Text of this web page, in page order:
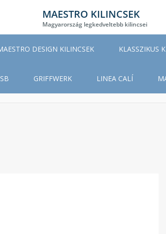
MAESTRO KILINCSEK
Magyarország legkedveltebb kilincsei
DESIGN KILINCSEK KLASSZIKUS
GRIFFWERK LINEA CALÍ